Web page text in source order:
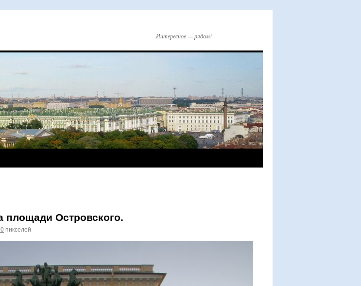
Интересное — рядом!
площади Островского.
пикселей